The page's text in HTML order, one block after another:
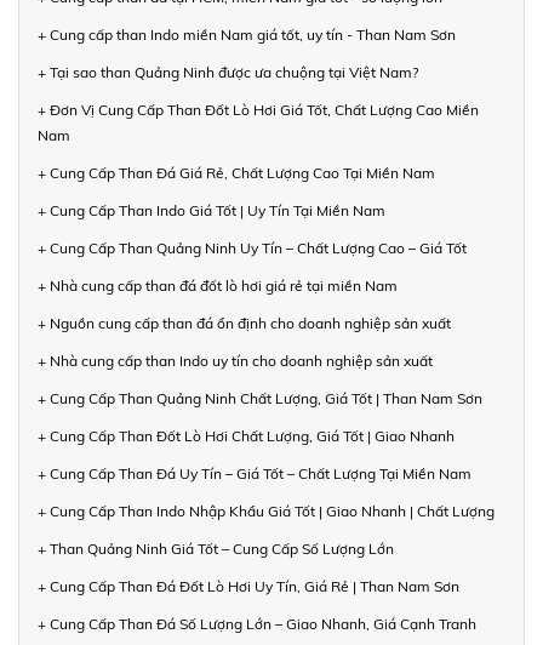
+ Cung cấp than Indo miền Nam giá tốt, uy tín - Than Nam Sơn
+ Tại sao than Quảng Ninh được ưa chuộng tại Việt Nam?
+ Đơn Vị Cung Cấp Than Đốt Lò Hơi Giá Tốt, Chất Lượng Cao Miền
Nam
+ Cung Cấp Than Đá Giá Rẻ, Chất Lượng Cao Tại Miền Nam
+ Cung Cấp Than Indo Giá Tốt | Uy Tín Tại Miền Nam
+ Cung Cấp Than Quảng Ninh Uy Tín – Chất Lượng Cao – Giá Tốt
+ Nhà cung cấp than đá đốt lò hơi giá rẻ tại miền Nam
+ Nguồn cung cấp than đá ổn định cho doanh nghiệp sản xuất
+ Nhà cung cấp than Indo uy tín cho doanh nghiệp sản xuất
+ Cung Cấp Than Quảng Ninh Chất Lượng, Giá Tốt | Than Nam Sơn
+ Cung Cấp Than Đốt Lò Hơi Chất Lượng, Giá Tốt | Giao Nhanh
+ Cung Cấp Than Đá Uy Tín – Giá Tốt – Chất Lượng Tại Miền Nam
+ Cung Cấp Than Indo Nhập Khẩu Giá Tốt | Giao Nhanh | Chất Lượng
+ Than Quảng Ninh Giá Tốt – Cung Cấp Số Lượng Lớn
+ Cung Cấp Than Đá Đốt Lò Hơi Uy Tín, Giá Rẻ | Than Nam Sơn
+ Cung Cấp Than Đá Số Lượng Lớn – Giao Nhanh, Giá Cạnh Tranh